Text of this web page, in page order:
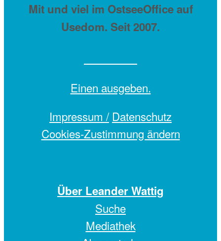
Mit und viel im OstseeOffice auf
Usedom. Seit 2007.
Einen ausgeben.
Impressum / Datenschutz
Cookies-Zustimmung ändern
Über Leander Wattig
Suche
Mediathek